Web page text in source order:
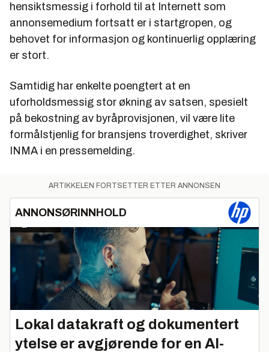
hensiktsmessig i forhold til at Internett som
annonsemedium fortsatt er i startgropen, og
behovet for informasjon og kontinuerlig opplæring
er stort.
Samtidig har enkelte poengtert at en
uforholdsmessig stor økning av satsen, spesielt
på bekostning av byråprovisjonen, vil være lite
formålstjenlig for bransjens troverdighet, skriver
INMA i en pressemelding.
ARTIKKELEN FORTSETTER ETTER ANNONSEN
ANNONSØRINNHOLD
Lokal datakraft og dokumentert
ytelse er avgjørende for en AI-